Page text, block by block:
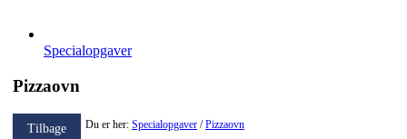
Specialopgaver
Pizzaovn
Tilbage Du er her: Specialopgaver /Pizzaovn